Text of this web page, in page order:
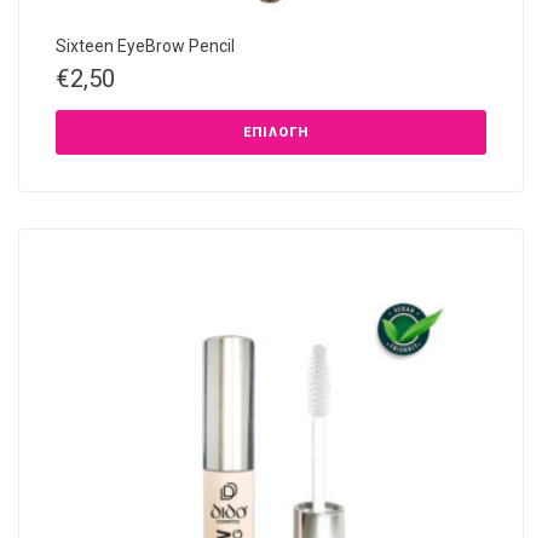
Sixteen EyeBrow Pencil
€2,50
ΕΠΙΛΟΓΉ